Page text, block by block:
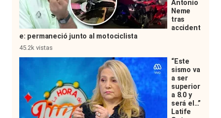
Antonio
Neme
tras
accident
e: permaneció junto al motociclista
45.2k vistas
“Este
sismo va
a ser
superior
a 8.0 y
será el…”
Latife